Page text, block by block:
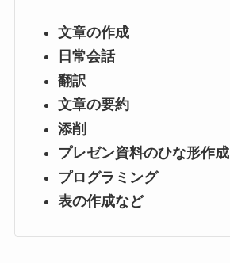
文章の作成
日常会話
翻訳
文章の要約
添削
プレゼン資料のひな形作成
プログラミング
表の作成など